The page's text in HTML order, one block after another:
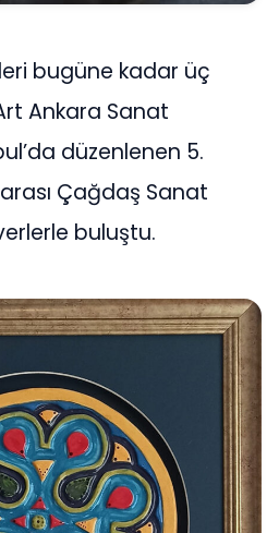
bugüne kadar üç
Ankara Sanat
düzenlenen 5.
Çağdaş Sanat
buluştu.